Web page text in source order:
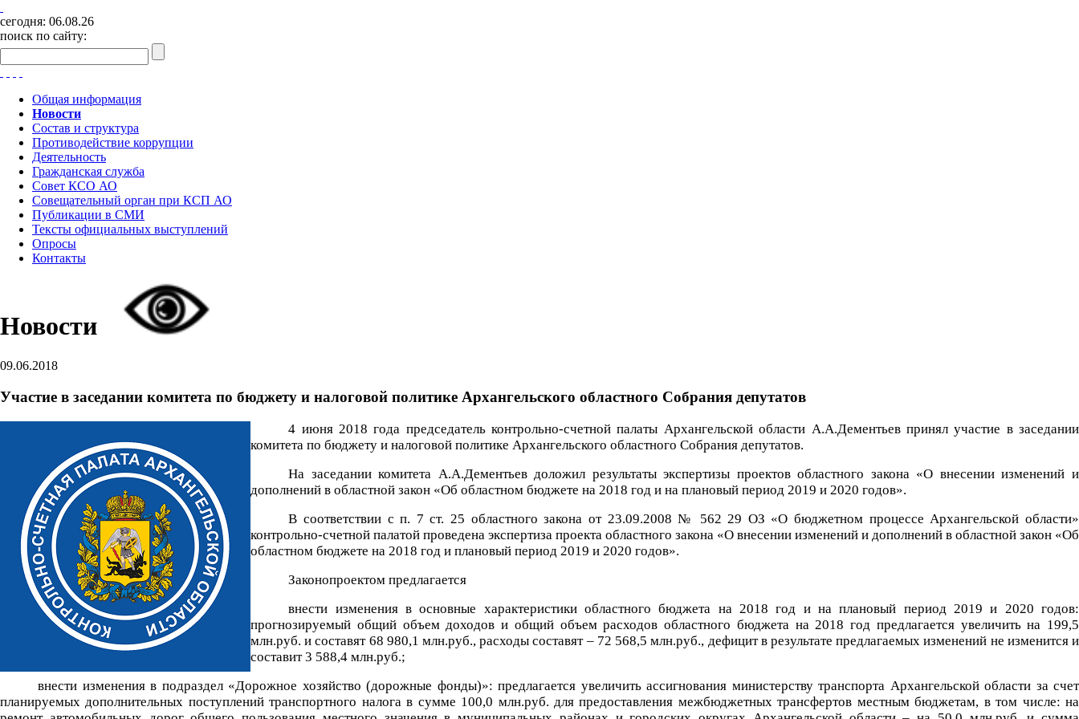
сегодня: 06.08.26
поиск по сайту:
Общая информация
Новости
Состав и структура
Противодействие коррупции
Деятельность
Гражданская служба
Совет КСО АО
Совещательный орган при КСП АО
Публикации в СМИ
Тексты официальных выступлений
Опросы
Контакты
Новости
09.06.2018
Участие в заседании комитета по бюджету и налоговой политике Архангельского областного Собрания депутатов
4 июня 2018 года председатель контрольно-счетной палаты Архангельской области А.А.Дементьев принял участие в заседании
комитета по бюджету и налоговой политике Архангельского областного Собрания депутатов.
На заседании комитета А.А.Дементьев доложил результаты экспертизы проектов областного закона «О внесении изменений и
дополнений в областной закон «Об областном бюджете на 2018 год и на плановый период 2019 и 2020 годов».
В соответствии с п. 7 ст. 25 областного закона от 23.09.2008 № 562 29 ОЗ «О бюджетном процессе Архангельской области»
контрольно-счетной палатой проведена экспертиза проекта областного закона «О внесении изменений и дополнений в областной закон «Об
областном бюджете на 2018 год и плановый период 2019 и 2020 годов».
Законопроектом предлагается
внести изменения в основные характеристики областного бюджета на 2018 год и на плановый период 2019 и 2020 годов:
прогнозируемый общий объем доходов и общий объем расходов областного бюджета на 2018 год предлагается увеличить на 199,5
млн.руб. и составят 68 980,1 млн.руб., расходы составят – 72 568,5 млн.руб., дефицит в результате предлагаемых изменений не изменится и
составит 3 588,4 млн.руб.;
внести изменения в подраздел «Дорожное хозяйство (дорожные фонды)»: предлагается увеличить ассигнования министерству транспорта Архангельской области за счет
планируемых дополнительных поступлений транспортного налога в сумме 100,0 млн.руб. для предоставления межбюджетных трансфертов местным бюджетам, в том числе: на